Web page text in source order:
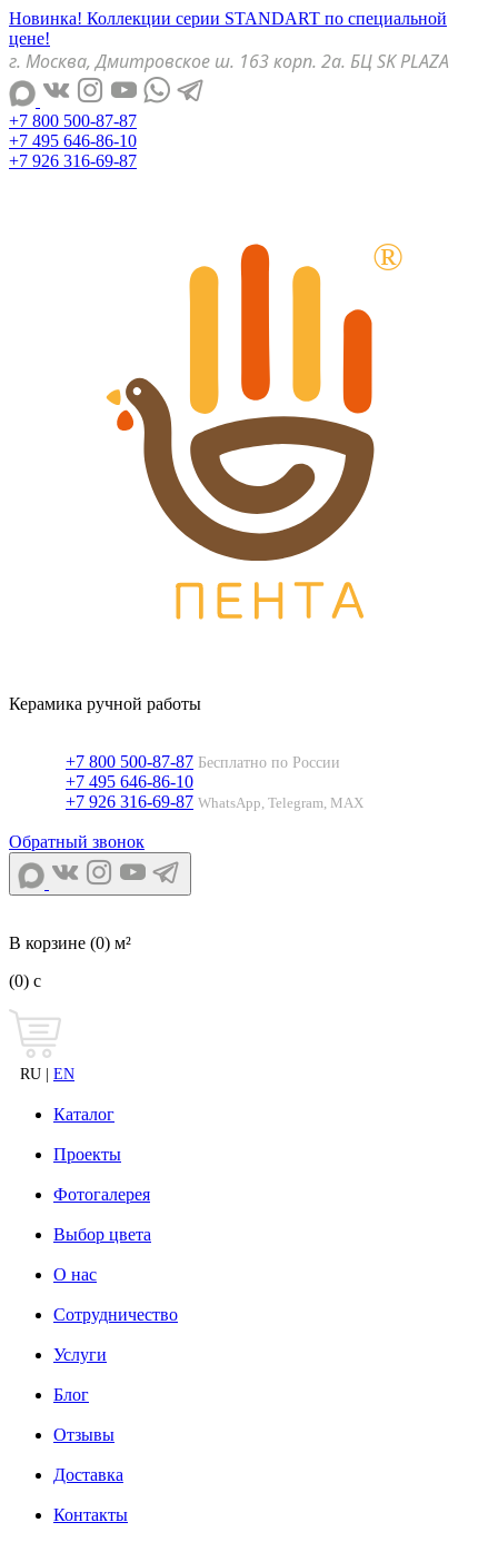
Новинка! Коллекции серии STANDART по специальной
цене!
г. Москва, Дмитровское ш. 163 корп. 2а. БЦ SK PLAZA
+7 800 500-87-87
+7 495 646-86-10
+7 926 316-69-87
Керамика ручной работы
+7 800 500-87-87 Бесплатно по России
+7 495 646-86-10
+7 926 316-69-87 WhatsApp, Telegram, MAX
Обратный звонок
В корзине (0) м²
(0) c
RU | EN
Каталог
Проекты
Фотогалерея
Выбор цвета
О нас
Сотрудничество
Услуги
Блог
Отзывы
Доставка
Контакты